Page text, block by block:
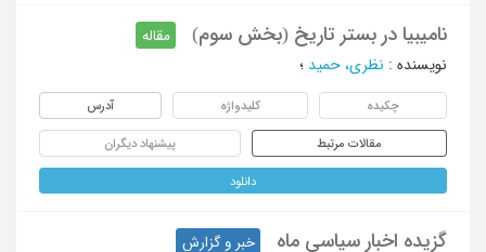
نامیبیا در بستر تاریخ (بخش سوم)
مقاله
نویسنده : نظری، حمید ؛
چکیده کلیدواژه آدرس
مقالات مرتبط پیشنهاد دیگران
دانلود
گزیده اخبار سیاسی ماه خبر و گزارش